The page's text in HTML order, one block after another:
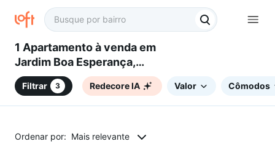
1 Apartamento à venda em
Jardim Boa Esperança,
Sorocaba, SP
Filtrar 3 Redecore IA Valor Cômodos
Ordenar por: Mais relevante